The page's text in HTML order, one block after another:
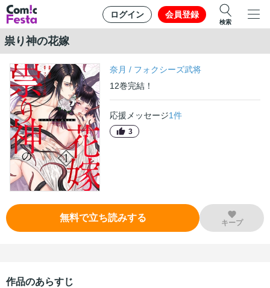
ログイン 会員登録
検索
祟り神の花嫁
奈月 / フォクシーズ武将
12巻完結！
応援メッセージ1件
3
無料で立ち読みする キープ
作品のあらすじ